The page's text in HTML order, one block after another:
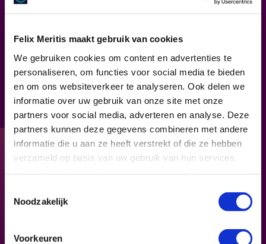
Felix Meritis maakt gebruik van cookies
We gebruiken cookies om content en advertenties te
personaliseren, om functies voor social media te bieden
en om ons websiteverkeer te analyseren. Ook delen we
informatie over uw gebruik van onze site met onze
partners voor social media, adverteren en analyse. Deze
partners kunnen deze gegevens combineren met andere
informatie die u aan ze heeft verstrekt of die ze hebben
verzameld op basis van uw gebruik van hun services.
Noodzakelijk
Voorkeuren
documentaire zien hoe religieuze en
in een gedeelde identiteit van respect en
inzicht. Een film die de grenzen van geloof
en gemeenschap overstijgt.
Première
Op zaterdag 3 mei gaat deze bijzondere
documentaire in première in onze
Concertzaal. Verwacht een mooie avond met
naast de vertoning ook muziek van Celeste
makers.